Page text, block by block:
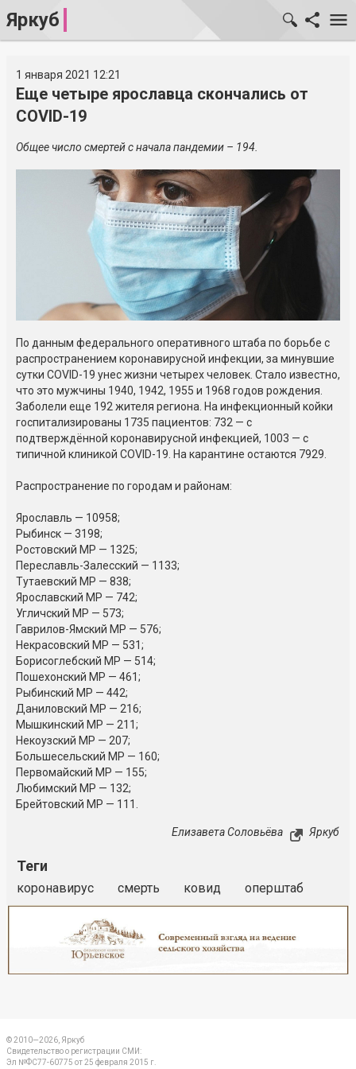
Яркуб
1 января 2021 12:21
Еще четыре ярославца скончались от
COVID-19
Общее число смертей с начала пандемии – 194.
По данным федерального оперативного штаба по борьбе с
распространением коронавирусной инфекции, за минувшие
сутки COVID-19 унес жизни четырех человек. Стало известно,
что это мужчины 1940, 1942, 1955 и 1968 годов рождения.
Заболели еще 192 жителя региона. На инфекционный койки
госпитализированы 1735 пациентов: 732 — с
подтверждённой коронавирусной инфекцией, 1003 — с
типичной клиникой COVID-19. На карантине остаются 7929.
Распространение по городам и районам:
Ярославль — 10958;
Рыбинск — 3198;
Ростовский МР — 1325;
Переславль-Залесский — 1133;
Тутаевский МР — 838;
Ярославский МР — 742;
Угличский МР — 573;
Гаврилов-Ямский МР — 576;
Некрасовский МР — 531;
Борисоглебский МР — 514;
Пошехонский МР — 461;
Рыбинский МР — 442;
Даниловский МР — 216;
Мышкинский МР — 211;
Некоузский МР — 207;
Большесельский МР — 160;
Первомайский МР — 155;
Любимский МР — 132;
Брейтовский МР — 111.
Елизавета Соловьёва Яркуб
Теги
коронавирус смерть ковид оперштаб
© 2010—2026, Яркуб
Свидетельство о регистрации СМИ:
Эл №ФС77-60775 от 25 февраля 2015 г.